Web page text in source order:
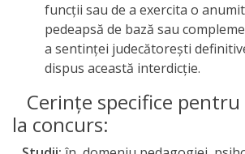
Versiunea
veche
paginii
web
funcţii sau de a exercita o
pedeapsă de bază sau
a sentinţei judecătoreşti
dispus această interdicţie.
Cerinţe specifice
la concurs: